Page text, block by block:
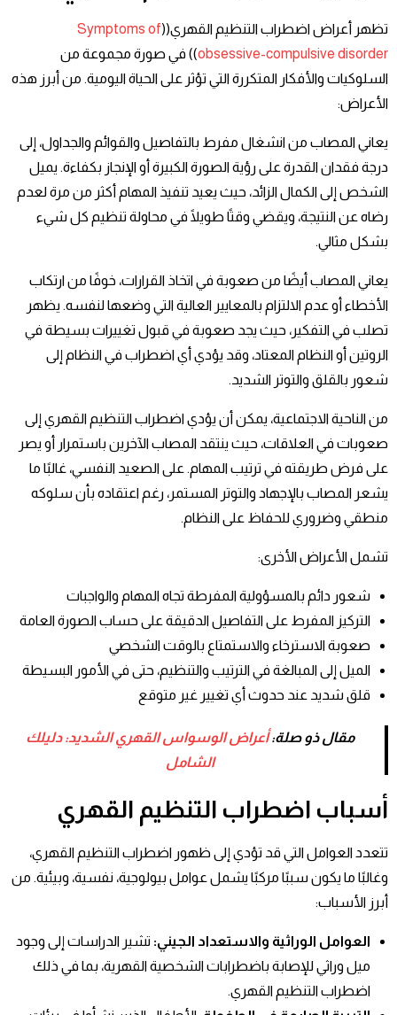
تظهر أعراض اضطراب التنظيم القهري((Symptoms of
obsessive-compulsive disorder)) في صورة مجموعة من
السلوكيات والأفكار المتكررة التي تؤثر على الحياة اليومية. من أبرز هذه
الأعراض:
يعاني المصاب من انشغال مفرط بالتفاصيل والقوائم والجداول، إلى
درجة فقدان القدرة على رؤية الصورة الكبيرة أو الإنجاز بكفاءة. يميل
الشخص إلى الكمال الزائد، حيث يعيد تنفيذ المهام أكثر من مرة لعدم
رضاه عن النتيجة، ويقضي وقتًا طويلًا في محاولة تنظيم كل شيء
بشكل مثالي.
يعاني المصاب أيضًا من صعوبة في اتخاذ القرارات، خوفًا من ارتكاب
الأخطاء أو عدم الالتزام بالمعايير العالية التي وضعها لنفسه. يظهر
تصلب في التفكير، حيث يجد صعوبة في قبول تغييرات بسيطة في
الروتين أو النظام المعتاد، وقد يؤدي أي اضطراب في النظام إلى
شعور بالقلق والتوتر الشديد.
من الناحية الاجتماعية، يمكن أن يؤدي اضطراب التنظيم القهري إلى
صعوبات في العلاقات، حيث ينتقد المصاب الآخرين باستمرار أو يصر
على فرض طريقته في ترتيب المهام. على الصعيد النفسي، غالبًا ما
يشعر المصاب بالإجهاد والتوتر المستمر، رغم اعتقاده بأن سلوكه
منطقي وضروري للحفاظ على النظام.
تشمل الأعراض الأخرى:
شعور دائم بالمسؤولية المفرطة تجاه المهام والواجبات
التركيز المفرط على التفاصيل الدقيقة على حساب الصورة العامة
صعوبة الاسترخاء والاستمتاع بالوقت الشخصي
الميل إلى المبالغة في الترتيب والتنظيم، حتى في الأمور البسيطة
قلق شديد عند حدوث أي تغيير غير متوقع
مقال ذو صلة:أعراض الوسواس القهري الشديد: دليلك
الشامل
أسباب اضطراب التنظيم القهري
تتعدد العوامل التي قد تؤدي إلى ظهور اضطراب التنظيم القهري،
وغالبًا ما يكون سببًا مركبًا يشمل عوامل بيولوجية، نفسية، وبيئية. من
أبرز الأسباب:
العوامل الوراثية والاستعداد الجيني: تشير الدراسات إلى وجود
ميل وراثي للإصابة باضطرابات الشخصية القهرية، بما في ذلك
اضطراب التنظيم القهري.